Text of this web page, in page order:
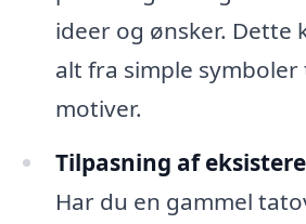
ideer og ønsker. Dette
alt fra simple symboler
motiver.
Tilpasning af
Har du en gammel